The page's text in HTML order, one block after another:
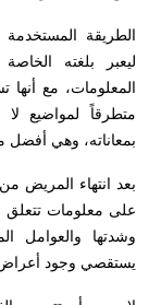
الطريقة
ليعبر بلغته
المعلومات، مع
متطرقاً لمواضيع لا
بمعاناته، وهي أفضل
بعد انتهاء المريض
على معلومات تتعلق
وشدتها والعوامل
يستقصي وجود